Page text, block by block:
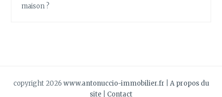
maison ?
copyright 2026 www.antonuccio-immobilier.fr
A propos du
site
Contact